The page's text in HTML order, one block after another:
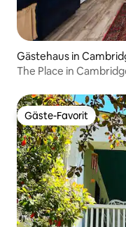
Gästehaus in
The Place in
Gäste-Favorit
Gäste-Favorit